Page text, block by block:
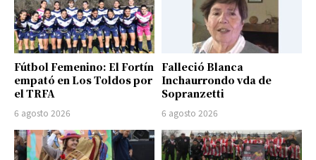
Fútbol Femenino: El Fortín
empató en Los Toldos por
el TRFA
6 agosto 2026
Falleció Blanca
Inchaurrondo vda de
Sopranzetti
6 agosto 2026